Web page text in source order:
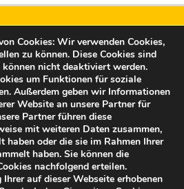
e.V.
altena.de
Cookies: Wir verwenden Cookies,
zu können. Diese Cookies sind
nicht deaktiviert werden.
um Funktionen für soziale
Außerdem geben wir Informationen
Website an unsere Partner für
Partner führen diese
mit weiteren Daten zusammen,
haben oder die sie im Rahmen Ihrer
haben. Sie können die
nachfolgend erteilen.
auf dieser Webseite erhobenen